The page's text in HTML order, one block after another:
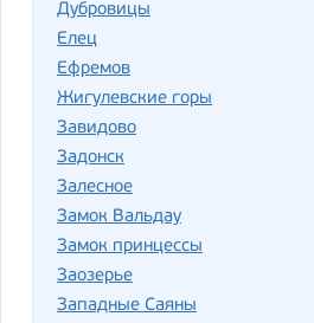
Дубровицы
Елец
Ефремов
Жигулевские горы
Завидово
Задонск
Залесное
Замок Вальдау
Замок принцессы
Заозерье
Западные Саяны